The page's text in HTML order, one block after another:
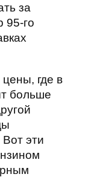
за
95-го
цены, где в
больше
Вот эти